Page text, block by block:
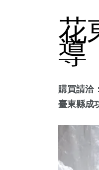
花
導
購買請洽：
臺東縣成